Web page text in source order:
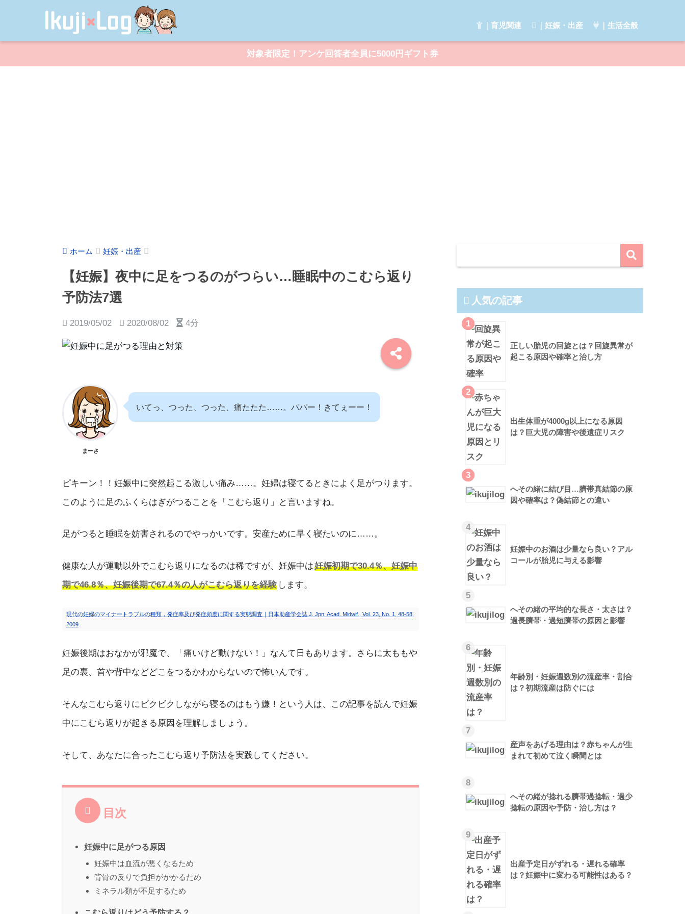
｜育児関連 ｜妊娠・出産 ｜生活全般
対象者限定！アンケ回答者全員に5000円ギフト券
ホーム 妊娠・出産
【妊娠】夜中に足をつるのがつらい…睡眠中のこむら返り
予防法7選
2019/05/02 2020/08/02 4分
まーさ
いてっ、つった、つった、痛たたた……。パパー！きてぇーー！
ピキーン！！妊娠中に突然起こる激しい痛み……。妊婦は寝てるときによく足がつります。
このように足のふくらはぎがつることを「こむら返り」と言いますね。
足がつると睡眠を妨害されるのでやっかいです。安産ために早く寝たいのに……。
健康な人が運動以外でこむら返りになるのは稀ですが、妊娠中は妊娠初期で30.4％、妊娠中
期で46.8％、妊娠後期で67.4％の人がこむら返りを経験 します。
現代の妊婦のマイナートラブルの種類，発症率及び発症頻度に関する実態調査｜日本助産学会誌 J. Jpn. Acad. Midwif., Vol. 23, No. 1, 48-58,
2009
妊娠後期はおなかが邪魔で、「痛いけど動けない！」なんて日もあります。さらに太ももや
足の裏、首や背中などどこをつるかわからないので怖いんです。
そんなこむら返りにビクビクしながら寝るのはもう嫌！という人は、この記事を読んで妊娠
中にこむら返りが起きる原因を理解しましょう。
そして、あなたに合ったこむら返り予防法を実践してください。
目次
妊娠中に足がつる原因
妊娠中は血流が悪くなるため
背骨の反りで負担がかかるため
ミネラル類が不足するため
人気の記事
1
正しい胎児の回旋とは？回旋異常が
起こる原因や確率と治し方
2
出生体重が4000g以上になる原因
は？巨大児の障害や後遺症リスク
3
へその緒に結び目…臍帯真結節の原
因や確率は？偽結節との違い
4
妊娠中のお酒は少量なら良い？アル
コールが胎児に与える影響
5
へその緒の平均的な長さ・太さは？
過長臍帯・過短臍帯の原因と影響
6
年齢別・妊娠週数別の流産率・割合
は？初期流産は防ぐには
7
産声をあげる理由は？赤ちゃんが生
まれて初めて泣く瞬間とは
8
へその緒が捻れる臍帯過捻転・過少
捻転の原因や予防・治し方は？
9
出産予定日がずれる・遅れる確率
は？妊娠中に変わる可能性はある？